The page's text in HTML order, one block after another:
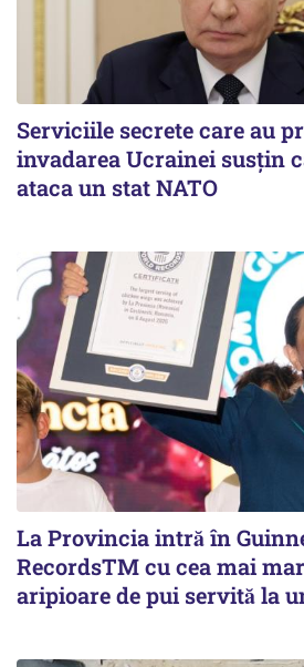
Serviciile secrete care au
invadarea Ucrainei susțin
ataca un stat NATO
La Provincia intră în
RecordsTM cu cea mai
aripioare de pui servită la